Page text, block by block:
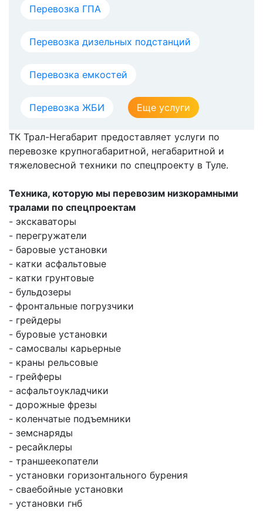
Перевозка ГПА
Перевозка дизельных подстанций
Перевозка емкостей
Перевозка ЖБИ Еще услуги
ТК Трал-Негабарит предоставляет услуги по
перевозке крупногабаритной, негабаритной и
тяжеловесной техники по спецпроекту в Туле.
Техника, которую мы перевозим низкорамными
тралами по спецпроектам
- экскаваторы
- перегружатели
- баровые установки
- катки асфальтовые
- катки грунтовые
- бульдозеры
- фронтальные погрузчики
- грейдеры
- буровые установки
- самосвалы карьерные
- краны рельсовые
- грейферы
- асфальтоукладчики
- дорожные фрезы
- коленчатые подъемники
- земснаряды
- ресайклеры
- траншеекопатели
- установки горизонтального бурения
- сваебойные установки
- установки гнб